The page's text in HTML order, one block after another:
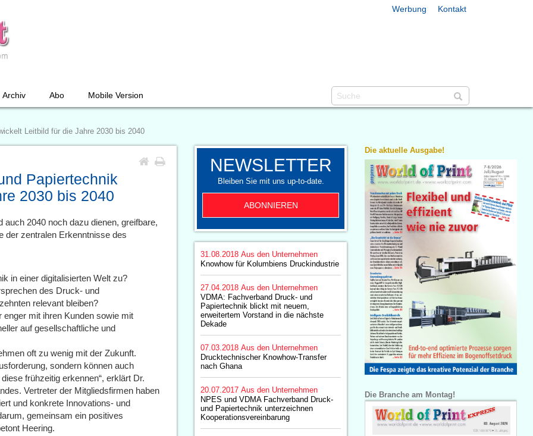
Werbung Kontakt
Archiv Abo Mobile Version
Leitbild für die Jahre 2030 bis 2040
Papiertechnik
2030 bis 2040
auch 2040 noch dazu dienen, greifbare,
der zentralen Erkenntnisse des
in einer digitalisierten Welt zu?
des Druck- und
relevant bleiben?
enger mit ihren Kunden sowie mit
auf gesellschaftliche und
oft zu wenig mit der Zukunft.
sondern können auch
frühzeitig erkennen“, erklärt Dr.
Vertreter der Mitgliedsfirmen haben
und konkrete Innovations- und
gemeinsam ein positives
Heering.
NEWSLETTER
Bleiben Sie mit uns up-to-date.
ABONNIEREN
31.08.2018 Aus den Unternehmen
Knowhow für Kolumbiens Druckindustrie
27.04.2018 Aus den Unternehmen
VDMA: Fachverband Druck- und
Papiertechnik blickt mit neuem,
erweitertem Vorstand in die nächste
Dekade
07.03.2018 Aus den Unternehmen
Drucktechnischer Knowhow-Transfer
nach Ghana
20.07.2017 Aus den Unternehmen
NPES und VDMA Fachverband Druck-
und Papiertechnik unterzeichnen
Kooperationsvereinbarung
Die aktuelle Ausgabe!
Die Branche am Montag!